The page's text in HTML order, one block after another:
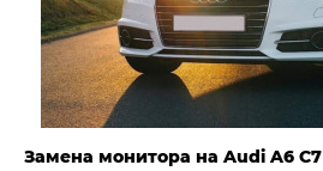
Замена монитора на Audi A6 C7